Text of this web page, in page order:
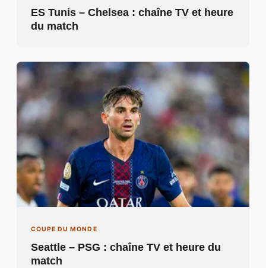
ES Tunis – Chelsea : chaîne TV et heure
du match
COUPE DU MONDE
Seattle – PSG : chaîne TV et heure du
match